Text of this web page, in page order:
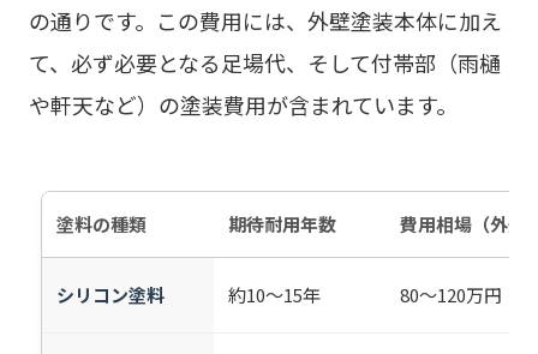
の通りです。この費用には、外壁塗装本体に加え
て、必ず必要となる足場代、そして付帯部（雨樋
や軒天など）の塗装費用が含まれています。
塗料の種類 期待耐用年数 費用相場（外壁
シリコン塗料 約10〜15年 80〜120万円